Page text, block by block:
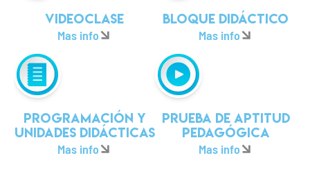
Videoclase
Mas info
Bloque didáctico
Mas info
Programación y
unidades didácticas
Mas info
Prueba de aptitud
pedagógica
Mas info